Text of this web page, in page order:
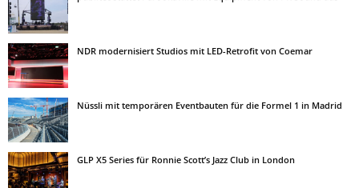
NDR modernisiert Studios mit LED-Retrofit von Coemar
Nüssli mit temporären Eventbauten für die Formel 1 in Madrid
GLP X5 Series für Ronnie Scott’s Jazz Club in London